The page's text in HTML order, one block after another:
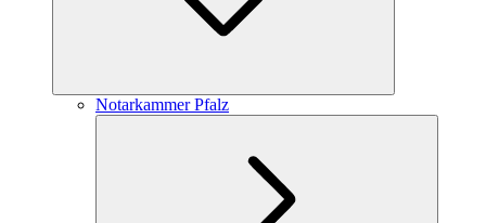
Notarkammer Pfalz